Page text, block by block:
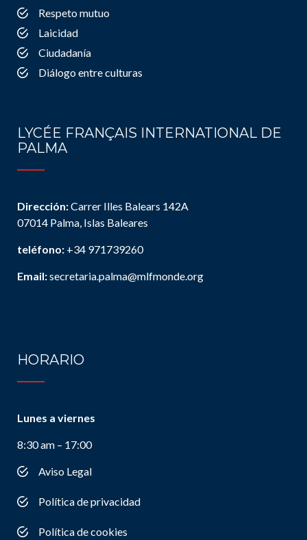
Respeto mutuo
Laicidad
Ciudadanía
Diálogo entre culturas
LYCÉE FRANÇAIS INTERNATIONAL DE
PALMA
Dirección:Carrer Illes Balears 142A
07014 Palma, Islas Baleares
teléfono: +34 971739260
Email:secretaria.palma@mlfmonde.org
HORARIO
Lunes a viernes
8:30 am – 17:00
Aviso Legal
Política de privacidad
Política de cookies